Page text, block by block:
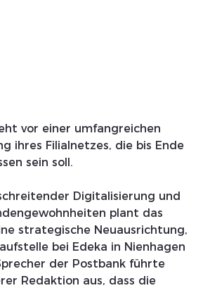
vor einer umfangreichen
ihres Filialnetzes, die bis Ende
sein soll.
Digitalisierung und
plant das
strategische Neuausrichtung,
bei Edeka in Nienhagen
der Postbank führte
Redaktion aus, dass die